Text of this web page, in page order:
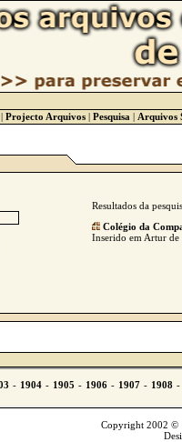
| Projecto Arquivos | Pesquisa | Arquivos
Resultados da
Colégio da
Inserido em Artur de
Copyright 2002 ©